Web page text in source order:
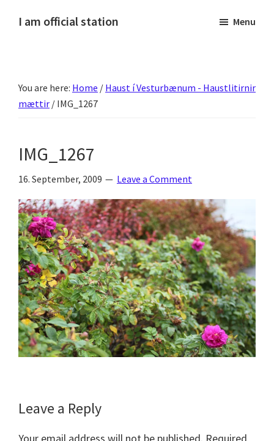
I am official station
fréttir
af
annað
skemmtilegt
:)
Menu
You are here: Home / Haust í Vesturbænum - Haustlitirnir
mættir / IMG_1267
IMG_1267
16. September, 2009 Leave a Comment
Reader
Interactions
Leave a Reply